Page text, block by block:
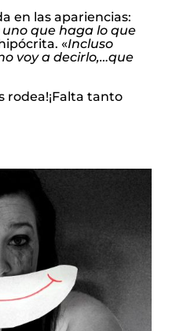
en las apariencias:
uno que haga lo que
«Incluso
voy a decirlo,…que
rodea!¡Falta tanto